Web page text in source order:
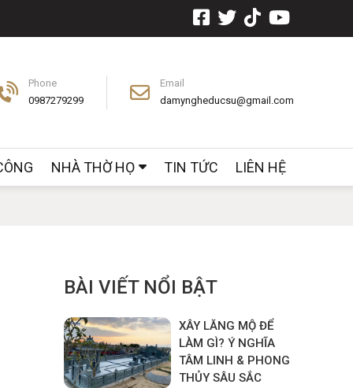
Phone
0987279299
Email
damyngheducsu@gmail.com
NHÀ THỜ HỌ TIN TỨC LIÊN HỆ
BÀI VIẾT NỔI BẬT
XÂY LĂNG MỘ ĐỂ
LÀM GÌ? Ý NGHĨA
TÂM LINH & PHONG
THỦY SÂU SẮC